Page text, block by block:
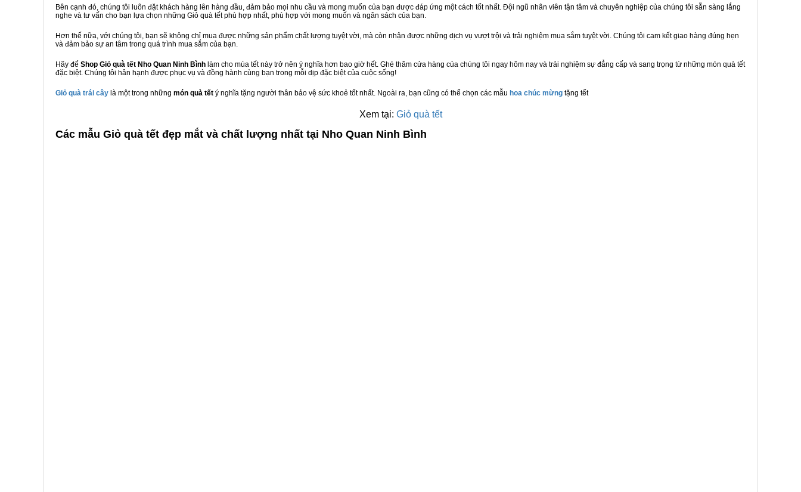
Bên cạnh đó, chúng tôi luôn đặt khách hàng lên hàng đầu, đảm bảo mọi nhu cầu và mong muốn của bạn được đáp ứng một cách tốt nhất. Đội ngũ nhân viên tận tâm và chuyên nghiệp của chúng tôi sẵn sàng lắng
nghe và tư vấn cho bạn lựa chọn những Giỏ quà tết phù hợp nhất, phù hợp với mong muốn và ngân sách của bạn.
Hơn thế nữa, với chúng tôi, bạn sẽ không chỉ mua được những sản phẩm chất lượng tuyệt vời, mà còn nhận được những dịch vụ vượt trội và trải nghiệm mua sắm tuyệt vời. Chúng tôi cam kết giao hàng đúng hẹn
và đảm bảo sự an tâm trong quá trình mua sắm của bạn.
Hãy để Shop Giỏ quà tết Nho Quan Ninh Bình làm cho mùa tết này trở nên ý nghĩa hơn bao giờ hết. Ghé thăm cửa hàng của chúng tôi ngay hôm nay và trải nghiệm sự đẳng cấp và sang trọng từ những món quà tết
đặc biệt. Chúng tôi hân hạnh được phục vụ và đồng hành cùng bạn trong mỗi dịp đặc biệt của cuộc sống!
Giỏ quà trái cây là một trong những món quà tết ý nghĩa tặng người thân bảo vệ sức khoẻ tốt nhất. Ngoài ra, bạn cũng có thể chọn các mẫu hoa chúc mừng tặng tết
Xem tại: Giỏ quà tết
Các mẫu Giỏ quà tết đẹp mắt và chất lượng nhất tại Nho Quan Ninh Bình